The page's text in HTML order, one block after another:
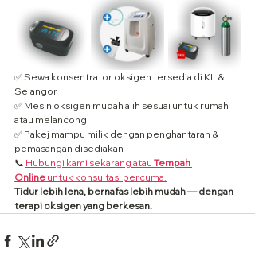
✅ Sewa konsentrator oksigen tersedia di KL &
Selangor
✅ Mesin oksigen mudah alih sesuai untuk rumah
atau melancong
✅ Pakej mampu milik dengan penghantaran &
pemasangan disediakan
📞 Hubungi kami sekarang atau Tempah
Online untuk konsultasi percuma.
Tidur lebih lena, bernafas lebih mudah — dengan
terapi oksigen yang berkesan.